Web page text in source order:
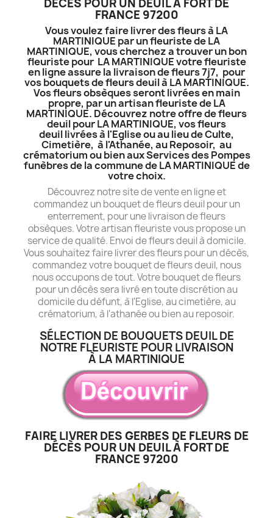
DÉCÈS POUR UN DEUIL À FORT DE
FRANCE 97200
Vous voulez faire livrer des fleurs à LA
MARTINIQUE par un fleuriste de LA
MARTINIQUE, vous cherchez a trouver un bon
fleuriste pour LA MARTINIQUE votre fleuriste
en ligne assure la livraison de fleurs 7j7, pour
vos bouquets de fleurs deuil à LA MARTINIQUE.
Vos fleurs obsèques seront livrées en main
propre, par un artisan fleuriste de LA
MARTINIQUE. Découvrez notre offre de fleurs
deuil pour LA MARTINIQUE, vos fleurs
deuil livrées à l'Eglise ou au lieu de Culte,
Cimetière, à l'Athanée, au Reposoir, au
crématorium ou bien aux Services des Pompes
funèbres de la commune de LA MARTINIQUE de
votre choix.
Découvrez notre site de vente en ligne et
commandez un bouquet de fleurs deuil pour un
enterrement, pour une livraison de fleurs
obsèques. Votre artisan fleuriste vous propose un
service de qualité. Envoi de fleurs deuil à domicile.
Vous souhaitez faire livrer des fleurs pour un décès,
commandez votre bouquet de fleurs deuil, nous
nous occupons de tout. Votre bouquet de fleurs
pour un décès sera livré en toute discrétion au
domicile du défunt, à l'Eglise, au cimetière, au
crématorium, à l'athanée ou bien au reposoir.
SÉLECTION DE BOUQUETS DEUIL DE
NOTRE FLEURISTE POUR LIVRAISON
À LA MARTINIQUE
FAIRE LIVRER DES GERBES DE FLEURS DE
DÉCÈS POUR UN DEUIL À FORT DE
FRANCE 97200